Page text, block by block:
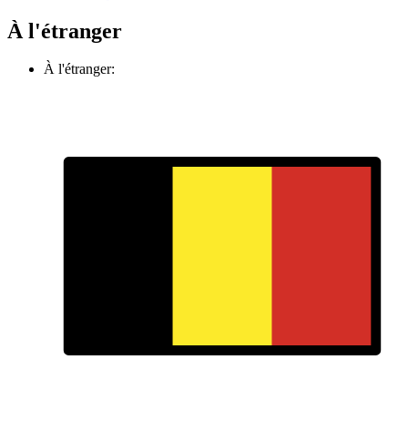
À l'étranger
À l'étranger: